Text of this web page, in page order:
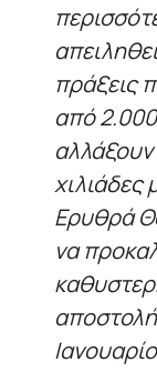
πράξεις
από
χιλιάδες
Ερυθρά
να